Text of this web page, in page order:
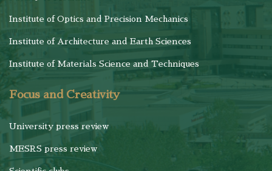
Institute of Optics and Precision Mechanics
Institute of Architecture and Earth Sciences
Institute of Materials Science and Techniques
Focus and Creativity
University press review
MESRS press review